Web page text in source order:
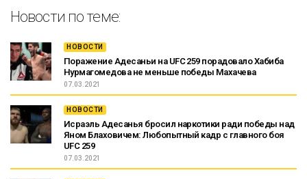
Новости по теме:
НОВОСТИ
Поражение Адесаньи на UFC 259 порадовало Хабиба
Нурмагомедова не меньше победы Махачева
07.03.2021
НОВОСТИ
Исраэль Адесанья бросил наркотики ради победы над
Яном Блаховичем: Любопытный кадр с главного боя
UFC 259
07.03.2021